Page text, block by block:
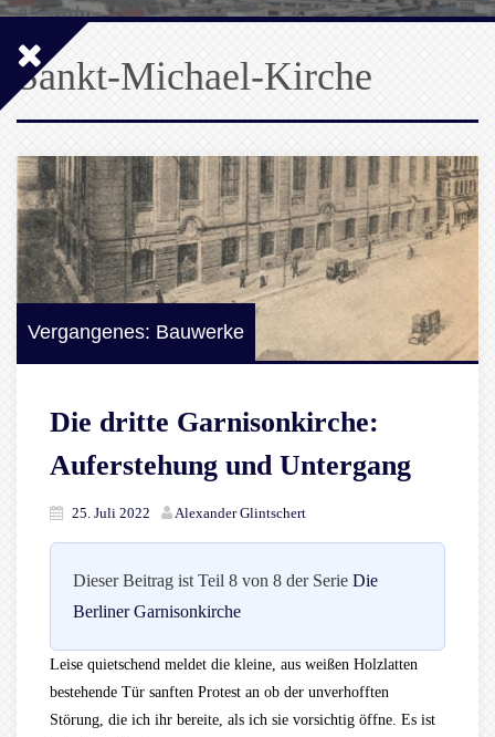
Sankt-Michael-Kirche
Vergangenes: Bauwerke
Die dritte Garnisonkirche:
Auferstehung und Untergang
25. Juli 2022 Alexander Glintschert
Dieser Beitrag ist Teil 8 von 8 der Serie Die
Berliner Garnisonkirche
Leise quietschend meldet die kleine, aus weißen Holzlatten
bestehende Tür sanften Protest an ob der unverhofften
Störung, die ich ihr bereite, als ich sie vorsichtig öffne. Es ist